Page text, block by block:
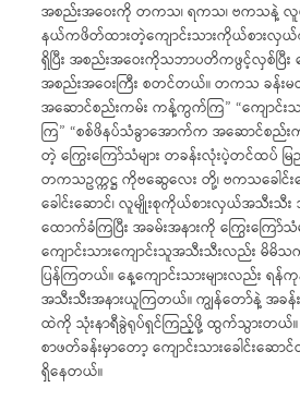
အစည်းအဝေးကို တကသ၊ ရကသ၊ ဗကသနဲ့
နယ်ကဖိတ်ထားတဲ့ကျောင်းသားကိုယ်စား
ရှိပြီး အစည်းအဝေးကိုသဘာပတိကဖွင့်လှစ်ပြီး
အစည်းအဝေးကြီး စတင်တယ်။ တကသ ခန်းမ
အဆောင်စည်းကမ်း ကန့်ကွက်ကြ” “ကျောင်
ကြ” “စစ်ဖိနပ်သံခွာအောက်က အဆောင်စည်
တဲ့ ကြွေးကြော်သံများ တခန်းလုံးပဲ့တင်ထပ် မ
တကသဥက္ကဋ္ဌ ကိုဗဆွေလေး တို့၊ ဗကသခေါ
ခေါင်းဆောင်၊ လူမျိုးစုကိုယ်စားလှယ်အသီးသီ
ထောက်ခံကြပြီး အခမ်းအနားကို ကြွေးကြော်သံမ
ကျောင်းသားကျောင်းသူအသီးသီးလည်း မိမိ
ပြန်ကြတယ်။ နေ့ကျောင်းသားများလည်း ရ
အသီးသီးအနားယူကြတယ်။ ကျွန်တော်နဲ့ အခန်
ထဲကို သုံးနာရီခွဲရုပ်ရှင်ကြည့်ဖို့ ထွက်သွားတယ်။
စာဖတ်ခန်းမှာတော့ ကျောင်းသားခေါင်းဆော
ရှိနေတယ်။